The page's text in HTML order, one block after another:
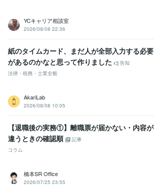
YCキャリア相談室
2026/08/08 22:36
紙のタイムカード、まだ人が全部入力する必要
があるのかなと思って作りました
告知
法律・税務・士業全般
AkariLab
2026/08/08 10:05
【退職後の実務①】離職票が届かない・内容が
違うときの確認順
記事
コラム
橋本SR Office
2026/07/25 23:55